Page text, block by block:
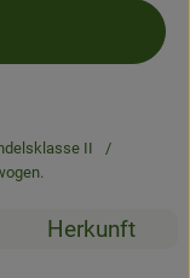
Warenkorb
II
Herkunft